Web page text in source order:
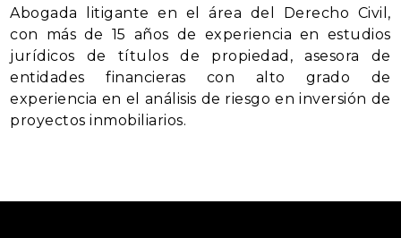
Abogada litigante en el área del Derecho Civil,
con más de 15 años de experiencia en estudios
jurídicos de títulos de propiedad, asesora de
entidades financieras con alto grado de
experiencia en el análisis de riesgo en inversión de
proyectos inmobiliarios.